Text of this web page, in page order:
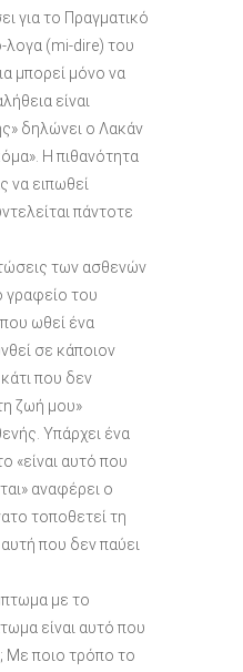
για το Πραγματικό
λογα (mi-dire) του
μπορεί μόνο να
είναι
δηλώνει ο Λακάν
Η πιθανότητα
να ειπωθεί
πάντοτε
των ασθενών
γραφείο του
που ωθεί ένα
σε κάποιον
που δεν
ζωή μου»
Υπάρχει ένα
«είναι αυτό που
αναφέρει ο
τοποθετεί τη
που δεν παύει
με το
είναι αυτό που
Με ποιο τρόπο το